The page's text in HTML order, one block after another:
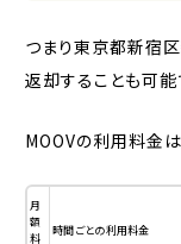
つまり東京都新宿
返却することも可能
MOOVの利用料金
月
額
料
時間ごとの利用料金